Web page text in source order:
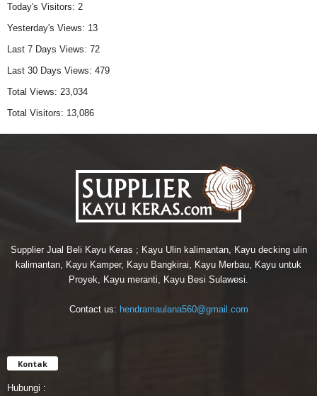
Today's Visitors: 2
Yesterday's Views: 13
Last 7 Days Views: 72
Last 30 Days Views: 479
Total Views: 23,034
Total Visitors: 13,086
Supplier Jual Beli Kayu Keras ; Kayu Ulin kalimantan, Kayu decking ulin
kalimantan, Kayu Kamper, Kayu Bangkirai, Kayu Merbau, Kayu untuk
Proyek, Kayu meranti, Kayu Besi Sulawesi.
Contact us: hendramaulana560@gmail.com
Kontak
Hubungi :